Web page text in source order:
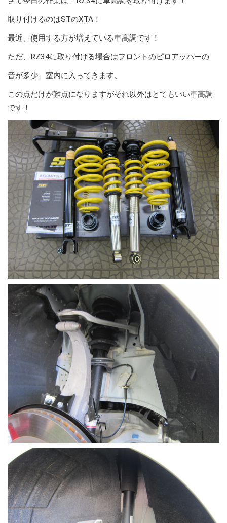
取り付けるのはSTのXTA！
最近、使用する方が増えている車高調です！
ただ、RZ34に取り付ける場合はフロントのピロアッパーの
音が多少、室内に入ってきます。
この点だけが難点になりますがそれ以外はとてもいい車高調
です！